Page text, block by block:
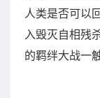
人类是否可以
入毁灭自相残
的羁绊大战一